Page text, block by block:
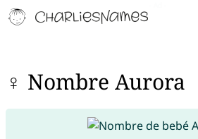
♀ Nombre Aurora